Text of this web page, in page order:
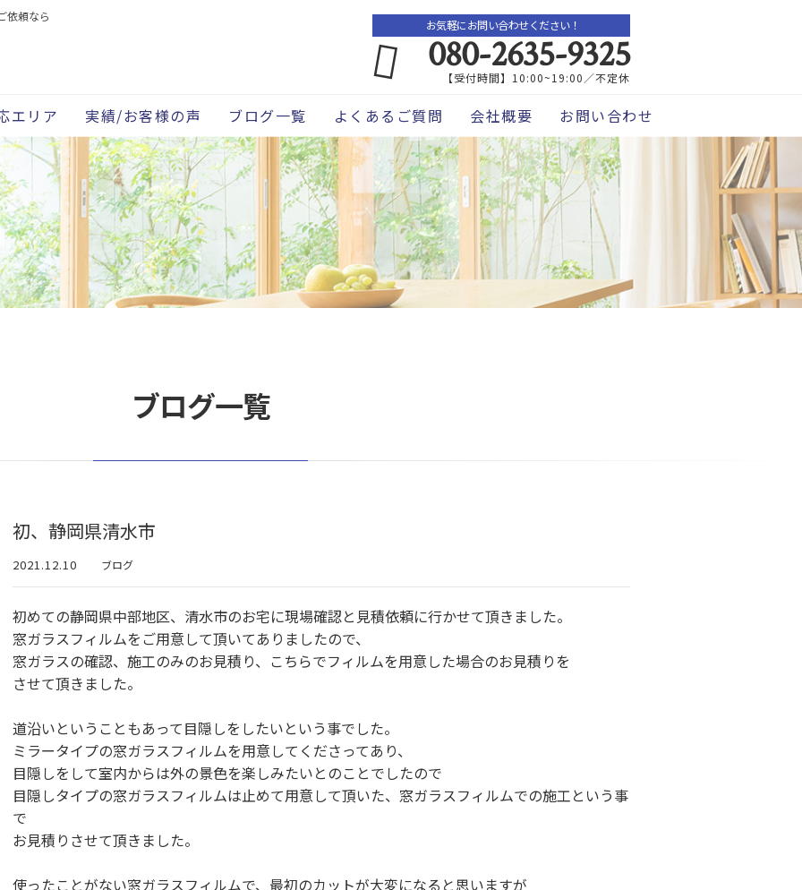
依頼なら
お気軽にお問い合わせください！
080-2635-9325
【受付時間】10:00~19:00／不定休
エリア 実績/お客様の声 ブログ一覧 よくあるご質問 会社概要 お問い合わせ
ブログ一覧
初、静岡県清水市
2021.12.10 ブログ
初めての静岡県中部地区、清水市のお宅に現場確認と見積依頼に行かせて頂きました。
窓ガラスフィルムをご用意して頂いてありましたので、
窓ガラスの確認、施工のみのお見積り、こちらでフィルムを用意した場合のお見積りを
させて頂きました。
道沿いということもあって目隠しをしたいという事でした。
ミラータイプの窓ガラスフィルムを用意してくださってあり、
目隠しをして室内からは外の景色を楽しみたいとのことでしたので
目隠しタイプの窓ガラスフィルムは止めて用意して頂いた、窓ガラスフィルムでの施工という事
で
お見積りさせて頂きました。
使ったことがない窓ガラスフィルムで、最初のカットが大変になると思いますが